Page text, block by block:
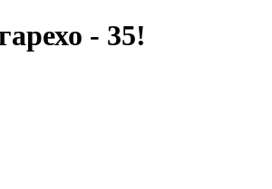
- 35!